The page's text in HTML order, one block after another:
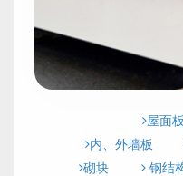
屋面板
内、外墙板
砌块
钢结